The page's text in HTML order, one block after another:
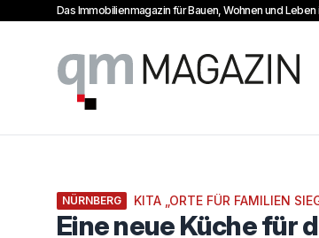
Das Immobilienmagazin für Bauen, Wohnen und Leben
qm Magazin
NÜRNBERG KITA „ORTE FÜR FAMILIEN
Eine neue Küche für